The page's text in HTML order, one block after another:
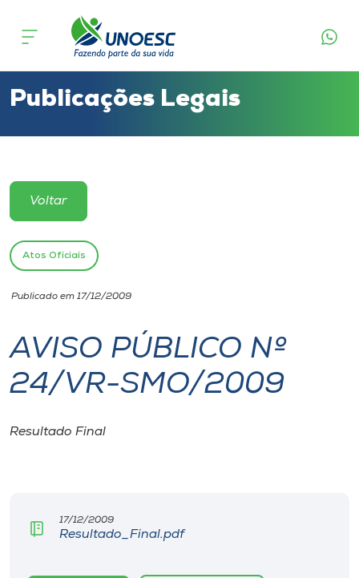
Cursos
Atendimento ao Estudante
Portal de Ensino
Unoesc
Internacionalização
I.nova
CPA
Publicações Legais
Voltar
Atos Oficiais
Publicado em 17/12/2009
AVISO PÚBLICO Nº
24/VR-SMO/2009
Resultado Final
17/12/2009
Resultado_Final.pdf